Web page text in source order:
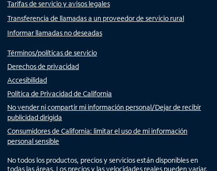
Tarifas de servicio y avisos legales
Transferencia de llamadas a un proveedor de servicio rural
Informar llamadas no deseadas
Términos/políticas de servicio
Derechos de privacidad
Accesibilidad
Política de Privacidad de California
No vender ni compartir mi información personal/Dejar de recibir
publicidad dirigida
Consumidores de California: limitar el uso de mi información
personal sensible
No todos los productos, precios y servicios están disponibles en
todas las áreas. Los precios y las velocidades reales pueden variar.